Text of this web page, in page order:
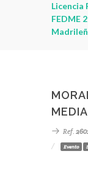
Licencia
FEDME
Ref.
Evento